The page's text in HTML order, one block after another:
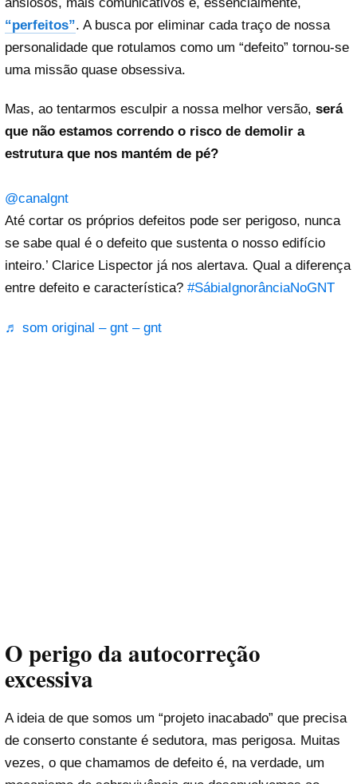
“perfeitos”. A busca por eliminar cada traço de nossa
personalidade que rotulamos como um “defeito” tornou-se
uma missão quase obsessiva.
Mas, ao tentarmos esculpir a nossa melhor versão, será
que não estamos correndo o risco de demolir a
estrutura que nos mantém de pé?
@canalgnt
Até cortar os próprios defeitos pode ser perigoso, nunca
se sabe qual é o defeito que sustenta o nosso edifício
inteiro.’ Clarice Lispector já nos alertava. Qual a diferença
entre defeito e característica? #SábiaIgnorânciaNoGNT
♬ som original – gnt – gnt
O perigo da autocorreção
excessiva
A ideia de que somos um “projeto inacabado” que precisa
de conserto constante é sedutora, mas perigosa. Muitas
vezes, o que chamamos de defeito é, na verdade, um